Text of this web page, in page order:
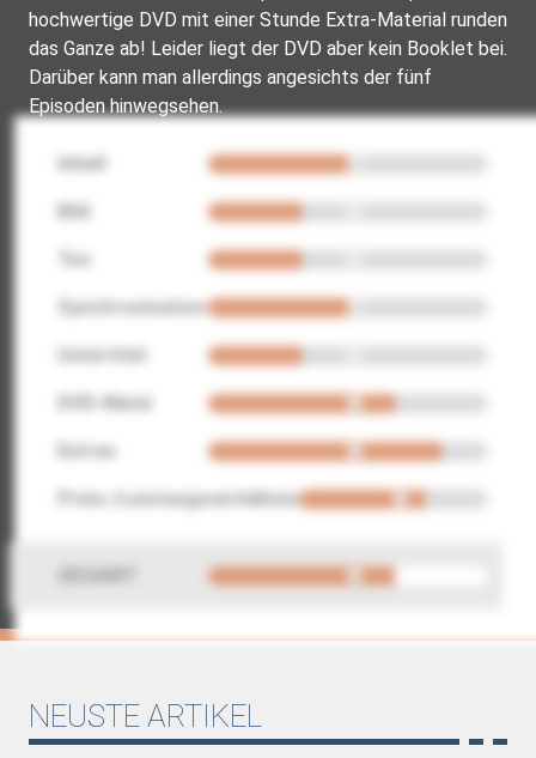
hochwertige DVD mit einer Stunde Extra-Material runden
das Ganze ab! Leider liegt der DVD aber kein Booklet bei.
Darüber kann man allerdings angesichts der fünf
Episoden hinwegsehen.
Inhalt
Bild
Ton
Synchronisation
Untertitel
DVD-Menü
Extras
Preis-/Leistungsverhältnis
NEUSTE ARTIKEL